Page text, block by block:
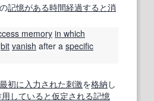
の記憶がある時間経過すると消
memory in which
bit vanish after a specific
最初に 入力された刺激を格納 し
していると仮定される記憶